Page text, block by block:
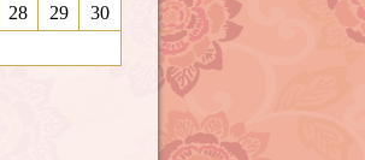
28 29
30